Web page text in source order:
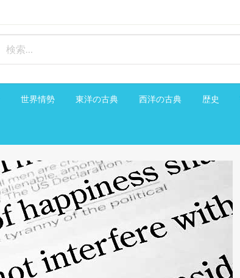
世界情勢 東洋の古典 西洋の古典 歴史